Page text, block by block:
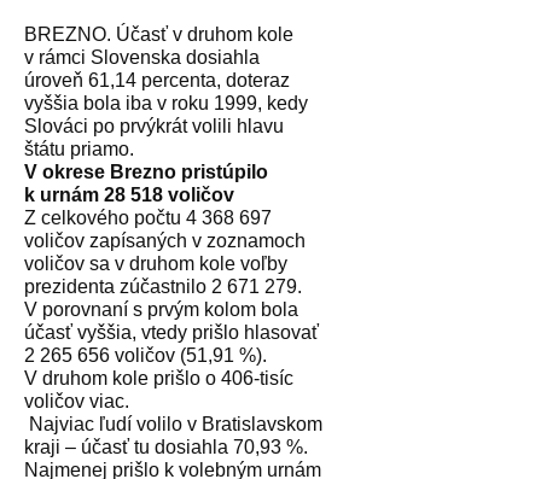
BREZNO. Účasť v druhom kole
v rámci Slovenska dosiahla
úroveň 61,14 percenta, doteraz
vyššia bola iba v roku 1999, kedy
Slováci po prvýkrát volili hlavu
štátu priamo.
V okrese Brezno pristúpilo
k urnám 28 518 voličov
Z celkového počtu 4 368 697
voličov zapísaných v zoznamoch
voličov sa v druhom kole voľby
prezidenta zúčastnilo 2 671 279.
V porovnaní s prvým kolom bola
účasť vyššia, vtedy prišlo hlasovať
2 265 656 voličov (51,91 %).
V druhom kole prišlo o 406-tisíc
voličov viac.
Najviac ľudí volilo v Bratislavskom
kraji – účasť tu dosiahla 70,93 %.
Najmenej prišlo k volebným urnám